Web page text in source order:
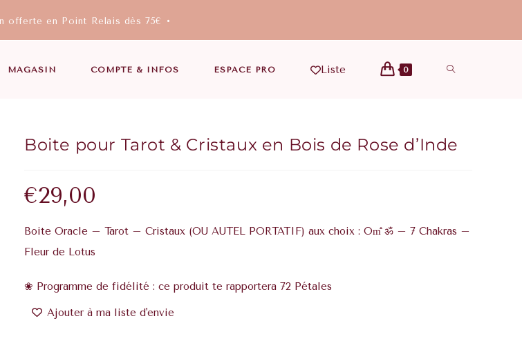
offerte en Point Relais dès 75€ •
MAGASIN COMPTE & INFOS ESPACE PRO Liste 0
Boite pour Tarot & Cristaux en Bois de Rose d’Inde
€29,00
Boite Oracle – Tarot – Cristaux (OU AUTEL PORTATIF) aux choix : Om̐ ॐ – 7 Chakras –
Fleur de Lotus
❀ Programme de fidélité : ce produit te rapportera 72 Pétales
Ajouter à ma liste d'envie